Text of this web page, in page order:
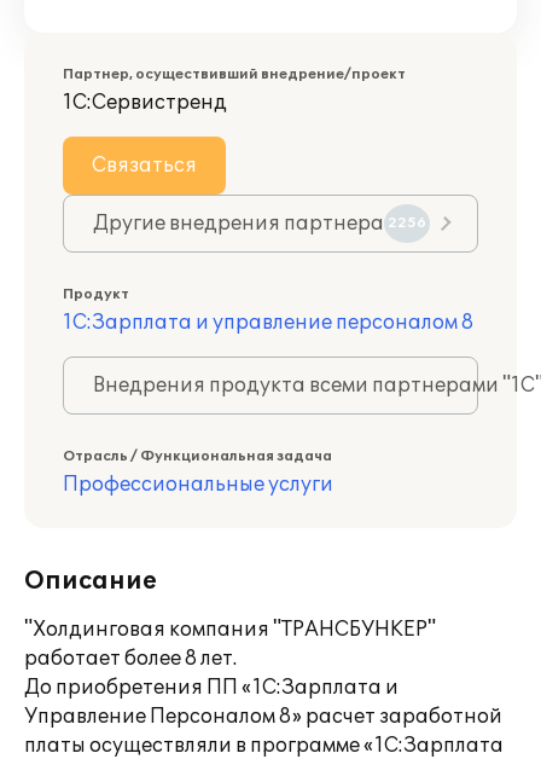
Партнер, осуществивший внедрение/проект
1С:Сервистренд
Связаться
Другие внедрения партнера 2256
Продукт
1С:Зарплата и управление персоналом 8
Внедрения продукта всеми партнерами
Отрасль / Функциональная задача
Профессиональные услуги
Описание
"Холдинговая компания "ТРАНСБУНКЕР"
работает более 8 лет.
До приобретения ПП «1С:Зарплата и
Управление Персоналом 8» расчет заработной
платы осуществляли в программе «1С:Зарплата